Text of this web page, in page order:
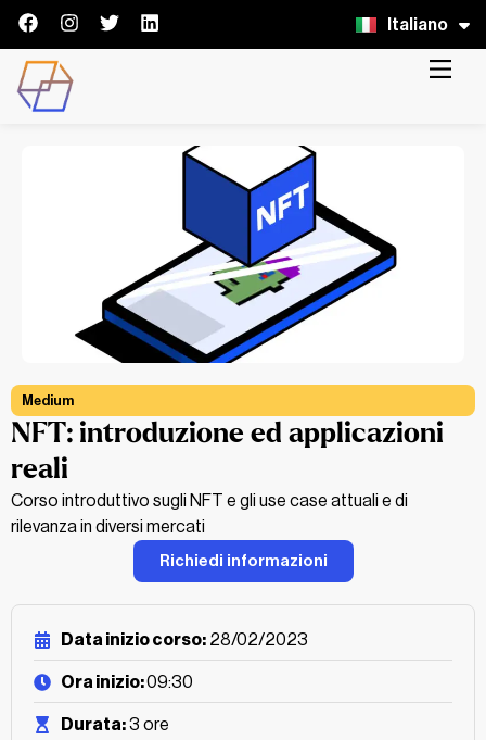
Italiano
English
Medium
NFT: introduzione ed applicazioni
reali
Corso introduttivo sugli NFT e gli use case attuali e di
rilevanza in diversi mercati
Richiedi informazioni
Data inizio corso: 28/02/2023
Ora inizio:09:30
Durata:3 ore